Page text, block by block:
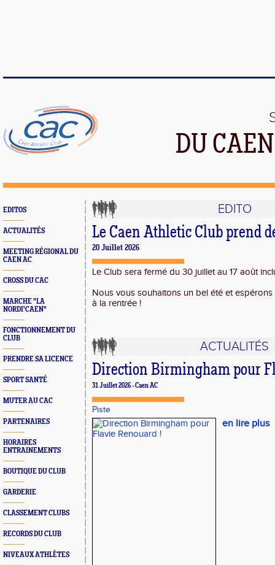
DU
EDITOS
ACTUALITÉS
MEETING RÉGIONAL DU
CAEN AC
CROSS DU CAC
MARCHE "LA
NORDI'CAEN"
FONCTIONNEMENT DU
CLUB
PRENDRE SA LICENCE
SPORT SANTÉ
MUTER AU CAC
PARTENAIRES
HORAIRES
ENTRAINEMENTS
BOUTIQUE DU CLUB
GARDERIE
CLASSEMENT CLUBS
RECORDS DU CLUB
NIVEAUX ATHLÈTES
EDITO
Le Caen Athletic Club prend
20 Juillet 2026
Le Club sera fermé du 30 juillet au 17 août
Nous vous souhaitons un bel été et
à la rentrée !
ACTUALITÉS
Direction Birmingham pour
31 Juillet 2026 - Caen AC
Piste
en lire plus